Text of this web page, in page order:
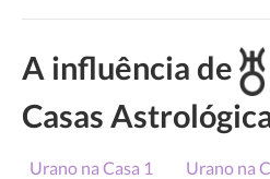
A influência de
Casas
Urano na Casa 1
Urano na